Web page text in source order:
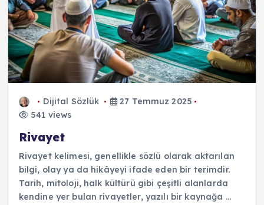
Dijital Sözlük
27 Temmuz 2025
541 views
Rivayet
Rivayet kelimesi, genellikle sözlü olarak aktarılan
bilgi, olay ya da hikâyeyi ifade eden bir terimdir.
Tarih, mitoloji, halk kültürü gibi çeşitli alanlarda
kendine yer bulan rivayetler, yazılı bir kaynağa ...